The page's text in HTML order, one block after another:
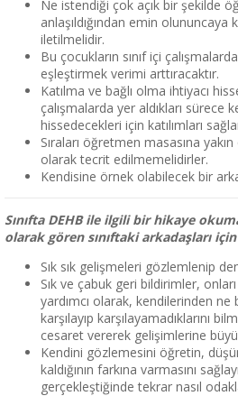
Ne istendiği çok açık bir şekilde
anlaşıldığından emin
iletilmelidir.
Bu çocukların sınıf içi
eşleştirmek verimi arttıracaktır.
Katılma ve bağlı olma ihtiyacı
çalışmalarda yer aldıkları sürece
hissedecekleri için katılımları
Sıraları öğretmen masasına
olarak tecrit edilmemelidirler.
Kendisine örnek olabilecek bir
Sınıfta DEHB ile ilgili bir hikaye
olarak gören sınıftaki arkadaşları
Sık sık gelişmeleri gözlemlenip
Sık ve çabuk geri bildirimler,
yardımcı olarak, kendilerinden
karşılayıp karşılayamadıklarını
cesaret vererek gelişimlerine
Kendini gözlemesini öğretin,
kaldığının farkına varmasını
gerçekleştiğinde tekrar nasıl